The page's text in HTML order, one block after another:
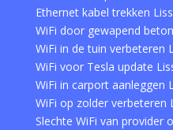
Ethernet kabel trekken
WiFi door gewapend
WiFi in de tuin verbeteren
WiFi voor Tesla update
WiFi in carport aanleggen
WiFi op zolder verbeteren
Slechte WiFi van provider